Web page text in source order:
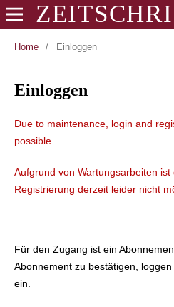
Home / Einloggen
Einloggen
Due to maintenance, login and
possible.
Aufgrund von Wartungsarbeiten ist
Registrierung derzeit leider nicht
Für den Zugang ist ein
Abonnement zu bestätigen,
ein.